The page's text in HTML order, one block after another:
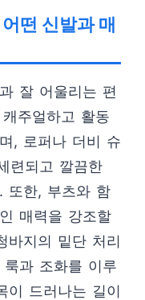
떤 신발과 매
잘 어울리는 편
주얼하고 활동
, 로퍼나 더비 슈
련되고 깔끔한
또한, 부츠와 함
매력을 강조할
바지의 밑단 처리
과 조화를 이루
이 드러나는 길이